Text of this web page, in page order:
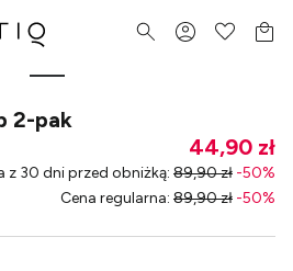
2-pak
44,90 zł
z 30 dni przed obniżką: 89,90 zł -50%
Cena regularna: 89,90 zł -50%